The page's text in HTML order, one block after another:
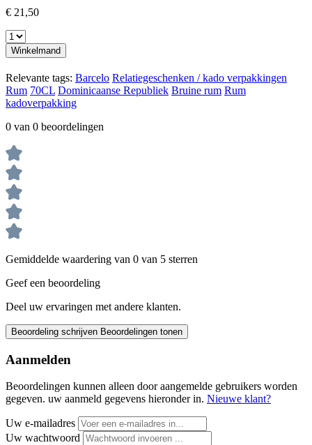
€ 21,50
Winkelmand
Relevante tags: Barcelo Relatiegeschenken / kado verpakkingen
Rum 70CL Dominicaanse Republiek Bruine rum Rum
kadoverpakking
0 van 0 beoordelingen
Gemiddelde waardering van 0 van 5 sterren
Geef een beoordeling
Deel uw ervaringen met andere klanten.
Beoordeling schrijven Beoordelingen tonen
Aanmelden
Beoordelingen kunnen alleen door aangemelde gebruikers worden
gegeven. uw aanmeld gegevens hieronder in. Nieuwe klant?
Uw e-mailadres
Uw wachtwoord